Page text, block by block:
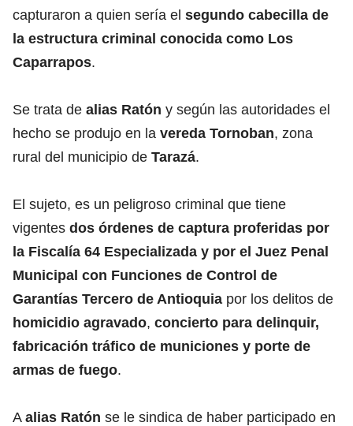
capturaron a quien sería el segundo cabecilla de
la estructura criminal conocida como Los
Caparrapos.
Se trata de alias Ratón y según las autoridades el
hecho se produjo en la vereda Tornoban, zona
rural del municipio de Tarazá.
El sujeto, es un peligroso criminal que tiene
vigentes dos órdenes de captura proferidas por
la Fiscalía 64 Especializada y por el Juez Penal
Municipal con Funciones de Control de
Garantías Tercero de Antioquia por los delitos de
homicidio agravado, concierto para delinquir,
fabricación tráfico de municiones y porte de
armas de fuego.
A alias Ratón se le sindica de haber participado en